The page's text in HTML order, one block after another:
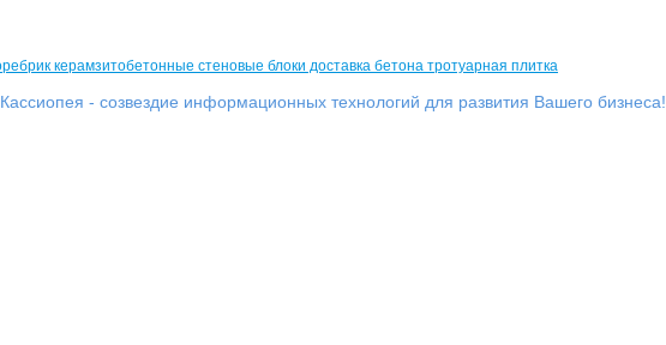
Кассиопея - созвездие информационных технологий для развития Вашего бизнеса!